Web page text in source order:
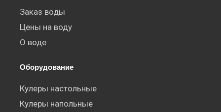
Заказ воды
Цены на воду
О воде
Оборудование
Кулеры настольные
Кулеры напольные